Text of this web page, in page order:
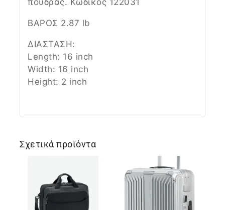
πούδρας. Κωδικός 122031
ΒΑΡΟΣ 2.87 lb
ΔΙΑΣΤΑΣΗ:
Length: 16 inch
Width: 16 inch
Height: 2 inch
Σχετικά προϊόντα